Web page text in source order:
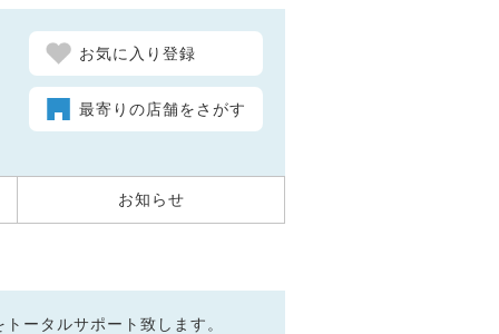
お気に入り登録
最寄りの店舗をさがす
お知らせ
ータルサポート致します。